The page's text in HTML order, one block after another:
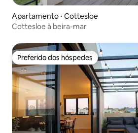
Apartamento ⋅ Cottesloe
Cottesloe à beira-mar
Preferido dos hóspedes
Preferido dos hóspedes